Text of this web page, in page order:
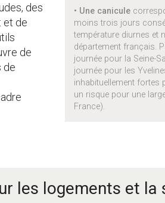
des
et de
de
de
• Une canicule
moins trois jours
température diurnes et
département français.
journée pour la Seine-
journée pour les
inhabituellement fortes
un risque pour une
France).
les logements et la